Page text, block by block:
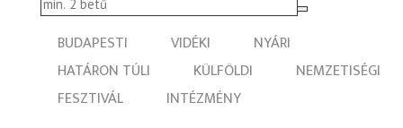
BUDAPESTI VIDÉKI
NYÁRI
HATÁRON TÚLI
KÜLFÖLDI
NEMZETISÉGI
FESZTIVÁL
INTÉZMÉNY